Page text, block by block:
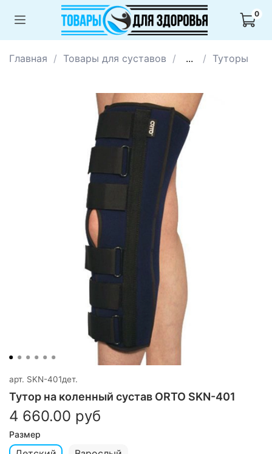
0
Главная Товары для суставов ... Туторы
арт. SKN-401дет.
Тутор на коленный сустав ORTO SKN-401
4 660.00 руб
Размер